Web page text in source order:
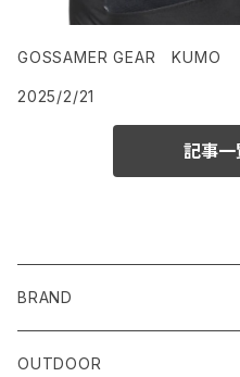
GOSSAMER GEAR KUMO
2025/2/21
記事一
BRAND
RIDGE MOUNTAIN GEAR
OUTDOOR